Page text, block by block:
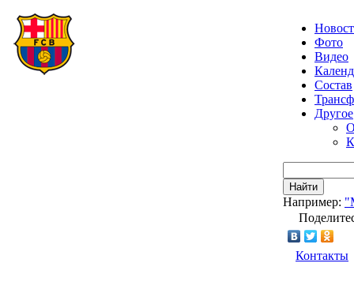
Фото
Видео
Состав
Другое
Найти
Например:
Контакты